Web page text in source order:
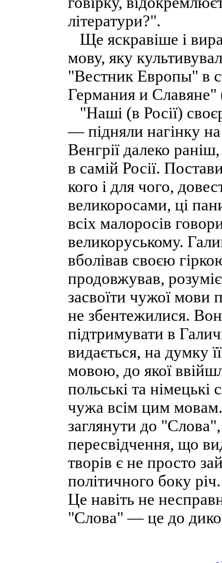
літератури?".
Ще яскравіше і
мову, яку
"Вестник Европы" в
Германия и Славяне"
"Наші (в Росії)
— підняли нагінку
Венгрії далеко
в самій Росії.
кого і для чого,
великоросами, ці
всіх малоросів
великоруському.
вболівав своєю
продовжував,
засвоїти чужої мови
не збентежилися.
підтримувати в
видається, на думку
мовою, до якої
польські та німецькі
чужа всім цим
заглянути до
пересвідчення, що
творів є не просто
політичного боку
Це навіть не
"Слова" — це до